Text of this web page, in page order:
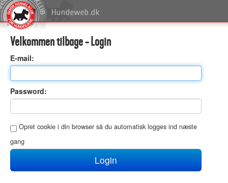
Velkommen tilbage - Login
E-mail:
Password:
Opret cookie i din browser så du automatisk logges ind næste
gang